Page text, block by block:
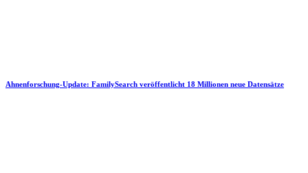
Ahnenforschung-Update: FamilySearch veröffentlicht 18 Millionen neue Datensätze